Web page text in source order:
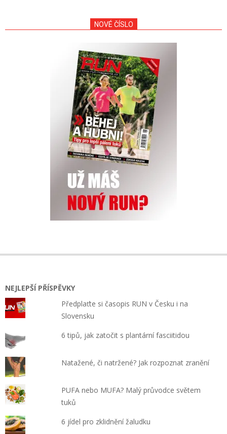
NOVÉ ČÍSLO
NEJLEPŠÍ PŘÍSPĚVKY
Předplaťte si časopis RUN v Česku i na
Slovensku
6 tipů, jak zatočit s plantární fasciitidou
Natažené, či natržené? Jak rozpoznat zranění
PUFA nebo MUFA? Malý průvodce světem
tuků
6 jídel pro zklidnění žaludku